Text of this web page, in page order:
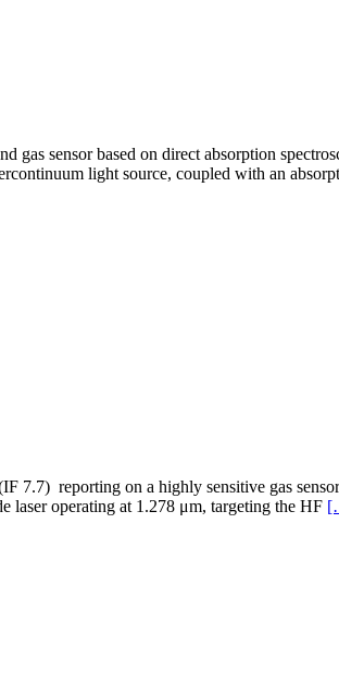
sensor based on direct absorption
light source, coupled with an
7.7) reporting on a highly sensitive gas
laser operating at 1.278 μm, targeting the HF